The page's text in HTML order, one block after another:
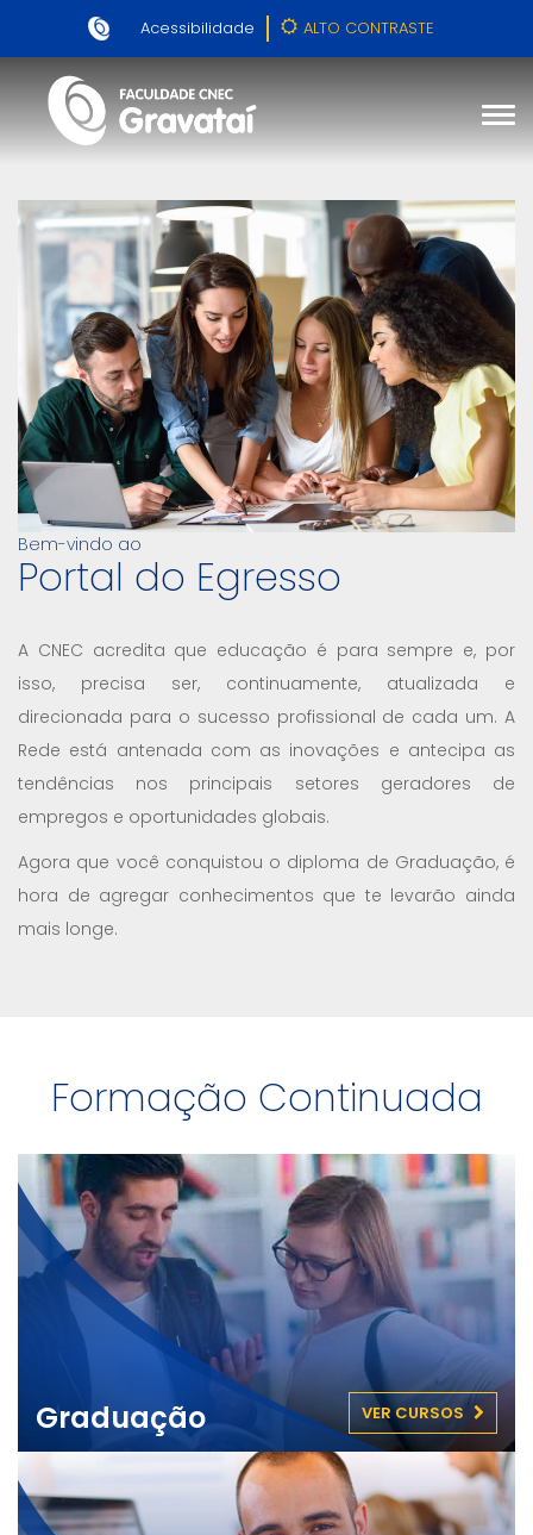
Acessibilidade ALTO CONTRASTE
Bem-vindo ao
Portal do Egresso
A CNEC acredita que educação é para sempre e, por
isso, precisa ser, continuamente, atualizada e
direcionada para o sucesso profissional de cada um. A
Rede está antenada com as inovações e antecipa as
tendências nos principais setores geradores de
empregos e oportunidades globais.
Agora que você conquistou o diploma de Graduação, é
hora de agregar conhecimentos que te levarão ainda
mais longe.
Formação Continuada
Graduação VER CURSOS